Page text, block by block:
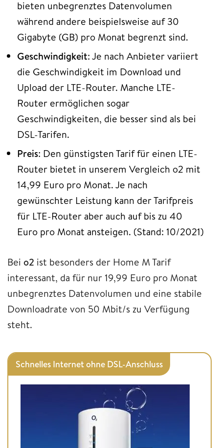
bieten unbegrenztes Datenvolumen
während andere beispielsweise auf 30
Gigabyte (GB) pro Monat begrenzt sind.
Geschwindigkeit: Je nach Anbieter variiert
die Geschwindigkeit im Download und
Upload der LTE-Router. Manche LTE-
Router ermöglichen sogar
Geschwindigkeiten, die besser sind als bei
DSL-Tarifen.
Preis: Den günstigsten Tarif für einen LTE-
Router bietet in unserem Vergleich o2 mit
14,99 Euro pro Monat. Je nach
gewünschter Leistung kann der Tarifpreis
für LTE-Router aber auch auf bis zu 40
Euro pro Monat ansteigen. (Stand: 10/2021)
Bei o2 ist besonders der Home M Tarif
interessant, da für nur 19,99 Euro pro Monat
unbegrenztes Datenvolumen und eine stabile
Downloadrate von 50 Mbit/s zu Verfügung
steht.
Schnelles Internet ohne DSL-Anschluss